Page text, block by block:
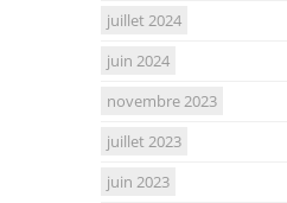
juillet 2024
juin 2024
novembre 2023
juillet 2023
juin 2023